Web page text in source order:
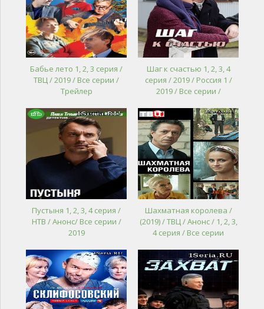
Бабье лето 1, 2, 3 серия /
ТВЦ / 2019 / Все серии /
Трейлер
Шаг к счастью 1, 2, 3, 4
серия / 2019 / Россия 1 /
2019 / Все серии /
Пустыня 1, 2, 3, 4 серия /
НТВ / Анонс/ Все серии /
2019
Шахматная королева /
(2019) / ТВЦ / Анонс / 1, 2, 3,
4 серия / Все серии